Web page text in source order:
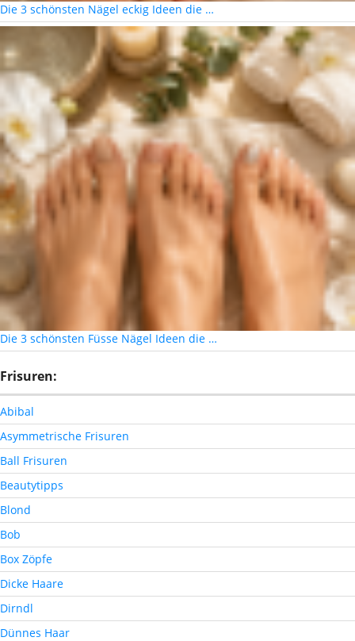
Die 3 schönsten Nägel eckig Ideen die …
Die 3 schönsten Füsse Nägel Ideen die …
Frisuren:
Abibal
Asymmetrische Frisuren
Ball Frisuren
Beautytipps
Blond
Bob
Box Zöpfe
Dicke Haare
Dirndl
Dünnes Haar